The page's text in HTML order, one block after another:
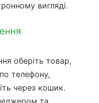
вигляді.
оберіть товар,
телефону,
через кошик.